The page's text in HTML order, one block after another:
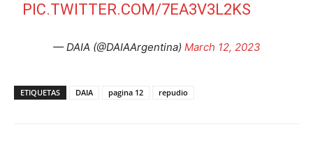
PIC.TWITTER.COM/7EA3V3L2KS
— DAIA (@DAIAArgentina) March 12, 2023
ETIQUETAS DAIA pagina 12 repudio